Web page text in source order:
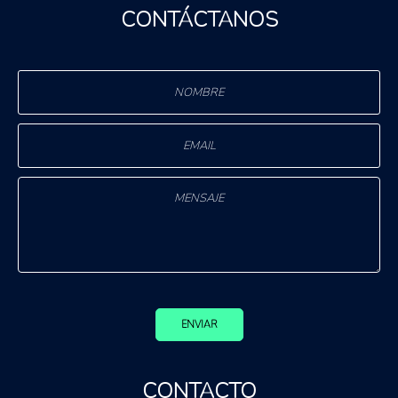
CONTÁCTANOS
ENVIAR
CONTACTO